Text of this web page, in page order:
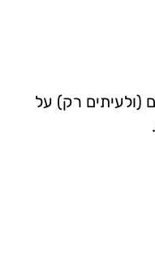
(ולעיתים רק) על